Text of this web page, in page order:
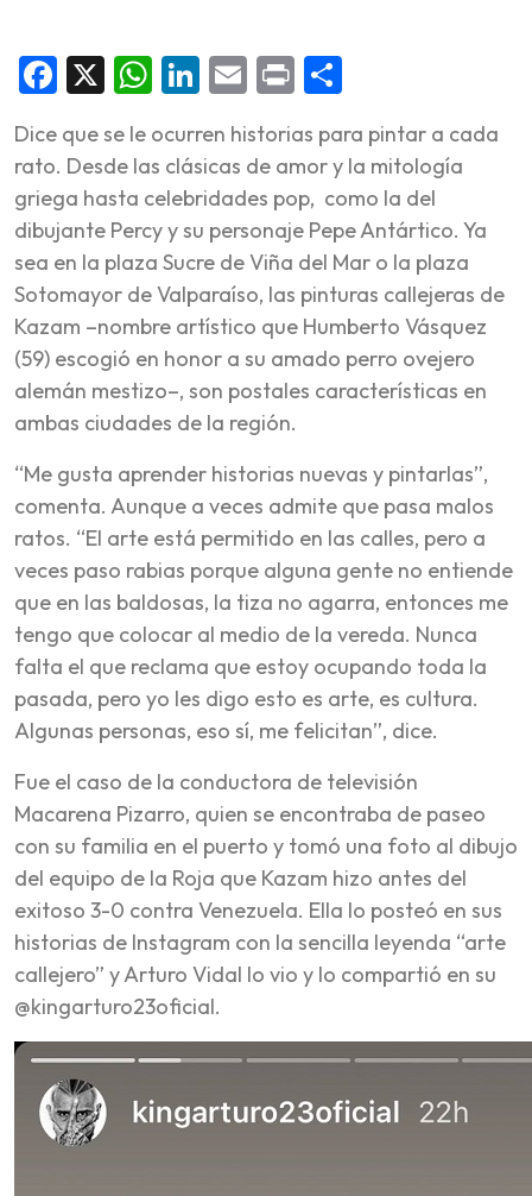
Facebook
X WhatsApp
LinkedIn
Email
Print
Dice que se le ocurren historias para pintar a cada
rato. Desde las clásicas de amor y la mitología
griega hasta celebridades pop, como la del
dibujante Percy y su personaje Pepe Antártico. Ya
sea en la plaza Sucre de Viña del Mar o la plaza
Sotomayor de Valparaíso, las pinturas callejeras de
Kazam –nombre artístico que Humberto Vásquez
(59) escogió en honor a su amado perro ovejero
alemán mestizo–, son postales características en
ambas ciudades de la región.
“Me gusta aprender historias nuevas y pintarlas”,
comenta. Aunque a veces admite que pasa malos
ratos. “El arte está permitido en las calles, pero a
veces paso rabias porque alguna gente no entiende
que en las baldosas, la tiza no agarra, entonces me
tengo que colocar al medio de la vereda. Nunca
falta el que reclama que estoy ocupando toda la
pasada, pero yo les digo esto es arte, es cultura.
Algunas personas, eso sí, me felicitan”, dice.
Fue el caso de la conductora de televisión
Macarena Pizarro, quien se encontraba de paseo
con su familia en el puerto y tomó una foto al dibujo
del equipo de la Roja que Kazam hizo antes del
exitoso 3-0 contra Venezuela. Ella lo posteó en sus
historias de Instagram con la sencilla leyenda “arte
callejero” y Arturo Vidal lo vio y lo compartió en su
@kingarturo23oficial.